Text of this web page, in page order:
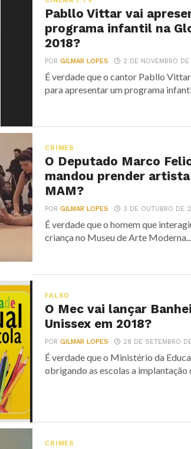
Pabllo Vittar vai
programa infantil na
2018?
PORGILMAR LOPES 2 DE NOVEMBRO
É verdade que o cantor Pabllo
para apresentar um programa
CRIMES
O Deputado Marco
mandou prender
MAM?
PORGILMAR LOPES 3 DE OUTUBRO DE
É verdade que o homem que
criança no Museu de Arte Moderna...
FALSO
O Mec vai lançar
Unissex em 2018?
PORGILMAR LOPES 28 DE SETEMBRO
É verdade que o Ministério da
obrigando as escolas a implantação
CRIMES